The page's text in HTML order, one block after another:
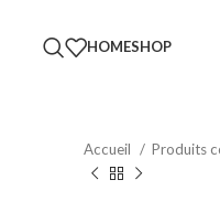
HOMESHOP
Accueil Produits